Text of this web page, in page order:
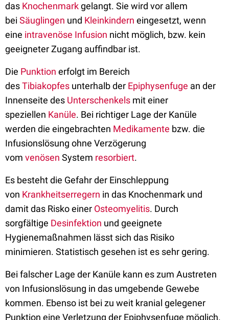
das Knochenmarkgelangt. Sie wird vor allem
bei Säuglingen und Kleinkindern eingesetzt, wenn
eine intravenöse Infusion nicht möglich, bzw. kein
geeigneter Zugang auffindbar ist.
Die Punktion erfolgt im Bereich
desTibiakopfes unterhalb der Epiphysenfuge an der
Innenseite des Unterschenkels mit einer
speziellen Kanüle. Bei richtiger Lage der Kanüle
werden die eingebrachten Medikamente bzw. die
Infusionslösung ohne Verzögerung
vom venösen System resorbiert.
Es besteht die Gefahr der Einschleppung
von Krankheitserregern in das Knochenmark und
damit das Risko einer Osteomyelitis. Durch
sorgfältige Desinfektion und geeignete
Hygienemaßnahmen lässt sich das Risiko
minimieren. Statistisch gesehen ist es sehr gering.
Bei falscher Lage der Kanüle kann es zum Austreten
von Infusionslösung in das umgebende Gewebe
kommen. Ebenso ist bei zu weit kranial gelegener
Punktion eine Verletzung der Epiphysenfuge möglich.